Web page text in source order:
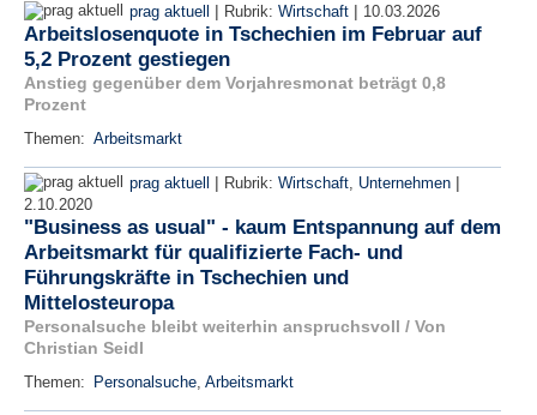
prag aktuell | Rubrik: Wirtschaft | 10.03.2026
Arbeitslosenquote in Tschechien im Februar auf
5,2 Prozent gestiegen
Anstieg gegenüber dem Vorjahresmonat beträgt 0,8
Prozent
Themen: Arbeitsmarkt
prag aktuell | Rubrik: Wirtschaft, Unternehmen |
2.10.2020
"Business as usual" - kaum Entspannung auf dem
Arbeitsmarkt für qualifizierte Fach- und
Führungskräfte in Tschechien und
Mittelosteuropa
Personalsuche bleibt weiterhin anspruchsvoll / Von
Christian Seidl
Themen: Personalsuche, Arbeitsmarkt